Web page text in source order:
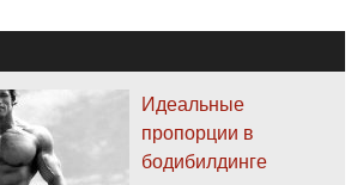
Идеальные
пропорции в
бодибилдинге